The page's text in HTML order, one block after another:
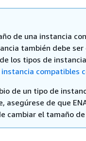
de una instancia
también debe ser
los tipos de
compatibles
de un tipo de
asegúrese de que
cambiar el tamaño